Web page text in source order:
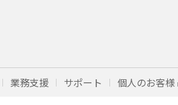
業務支援 サポート 個人のお客様